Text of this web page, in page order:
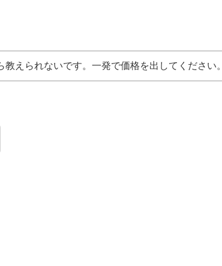
えられないです。一発で価格を出してください。